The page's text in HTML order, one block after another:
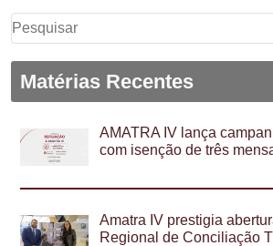
Pesquisar
por:
Matérias Recentes
AMATRA IV lança
com isenção de três
Amatra IV prestigia
Regional de Conciliação